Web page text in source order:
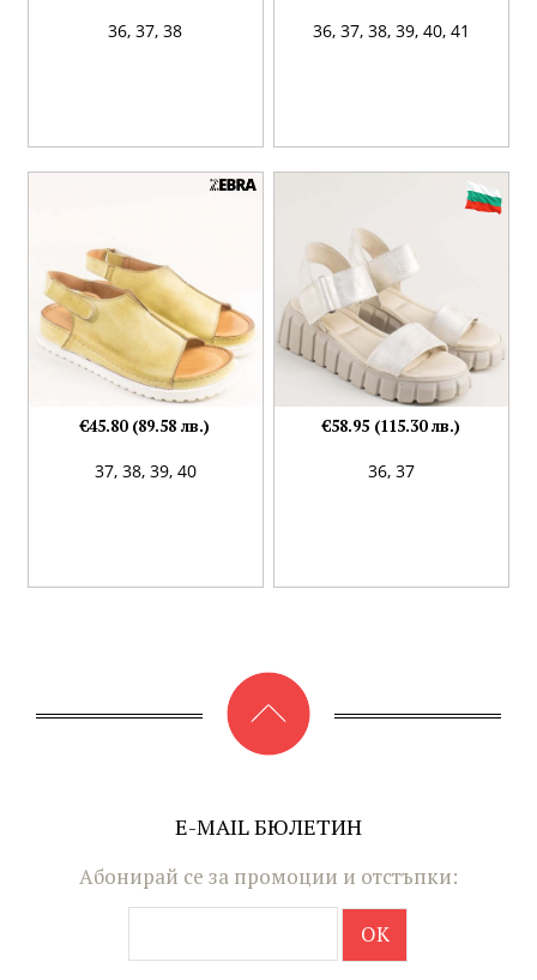
36,37,38 36, 37, 38, 39, 40, 41
37, 38, 39, 40
€45.80 (89.58 лв.)
36, 37
€58.95 (115.30 лв.)
E-MAIL БЮЛЕТИН
Абонирай се за промоции и отстъпки: